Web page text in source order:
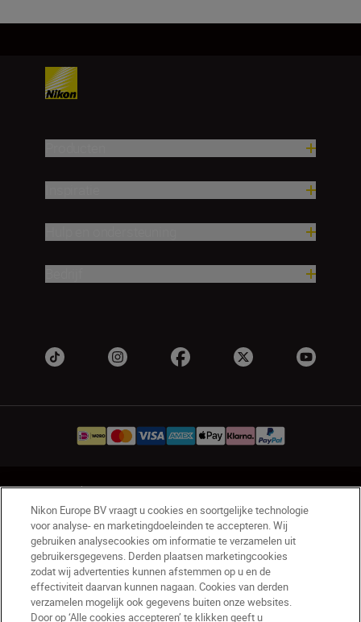
NL Nikon Sites
Contact opnemen
Privacyverklaring
Gebruiksvoorwaarden
Nikon Store - Algemene voorwaarden
Cookieverklaring
Toegankelijkheid
Cookie-instellingen
© 2026 Nikon
Nikon Europe BV vraagt u cookies en soortgelijke technologie
voor analyse- en marketingdoeleinden te accepteren. Wij
gebruiken analysecookies om informatie te verzamelen uit
gebruikersgegevens. Derden plaatsen marketingcookies
zodat wij advertenties kunnen afstemmen op u en de
effectiviteit daarvan kunnen nagaan. Cookies van derden
verzamelen mogelijk ook gegevens buiten onze websites.
Door op ‘Alle cookies accepteren’ te klikken geeft u